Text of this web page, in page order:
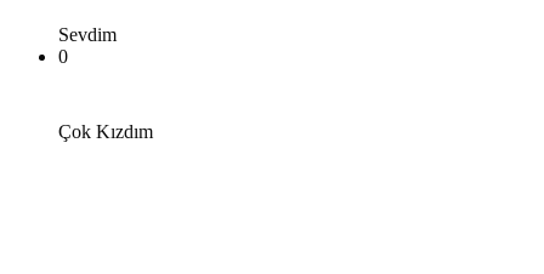
Sevdim
0
Çok Kızdım